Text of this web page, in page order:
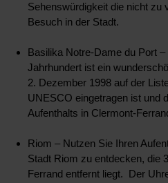
Sehenswürdigkeit die nicht zu
Besuch in der Stadt.
Basilika Notre-Dame du Port
Jahrhundert ist ein
2. Dezember 1998 auf der
UNESCO eingetragen ist und
Aufenthalts in Clermont-
Riom – Nutzen Sie Ihren
Stadt Riom zu entdecken, die
Ferrand entfernt liegt. Der